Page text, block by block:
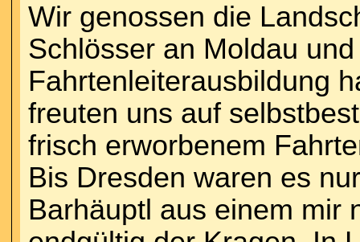
Wir genossen die
Schlösser an Moldau
Fahrtenleiterausbildung
freuten uns auf
frisch erworbenem
Bis Dresden waren es
Barhäuptl aus einem mir